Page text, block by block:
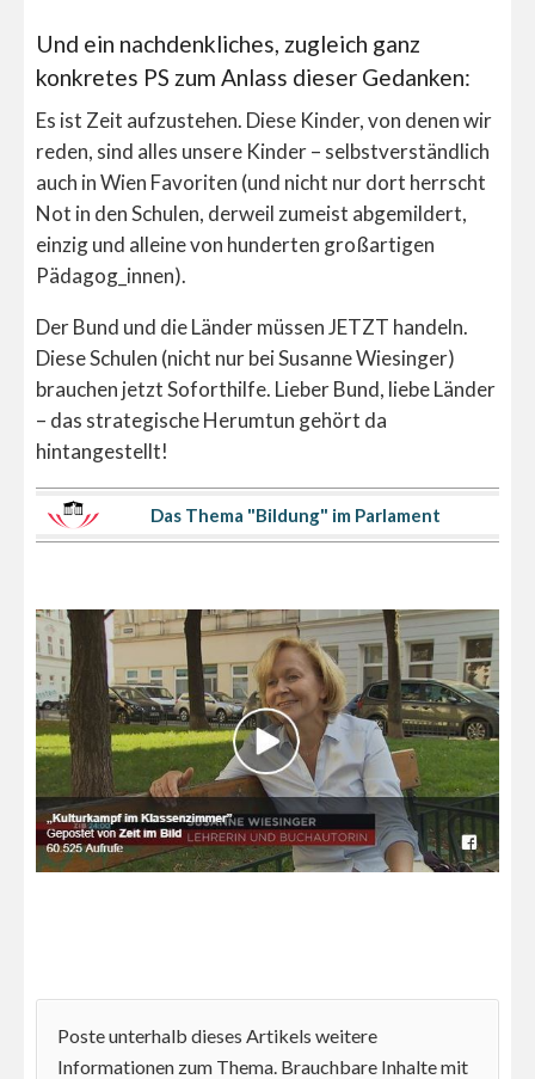
Und ein nachdenkliches, zugleich ganz
konkretes PS zum Anlass dieser Gedanken:
Es ist Zeit aufzustehen. Diese Kinder, von denen wir
reden, sind alles unsere Kinder – selbstverständlich
auch in Wien Favoriten (und nicht nur dort herrscht
Not in den Schulen, derweil zumeist abgemildert,
einzig und alleine von hunderten großartigen
Pädagog_innen).
Der Bund und die Länder müssen JETZT handeln.
Diese Schulen (nicht nur bei Susanne Wiesinger)
brauchen jetzt Soforthilfe. Lieber Bund, liebe Länder
– das strategische Herumtun gehört da
hintangestellt!
Das Thema "Bildung" im Parlament
Poste unterhalb dieses Artikels weitere
Informationen zum Thema. Brauchbare Inhalte mit